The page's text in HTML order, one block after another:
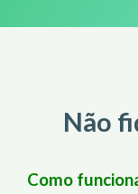
Não
Como